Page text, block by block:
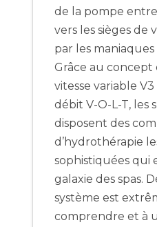
de la pompe entre
vers les sièges de
par les
Grâce au concept
vitesse variable
débit V-O-L-T, les
disposent des
d’hydrothérapie
sophistiquées qui
galaxie des spas.
système est
comprendre et à